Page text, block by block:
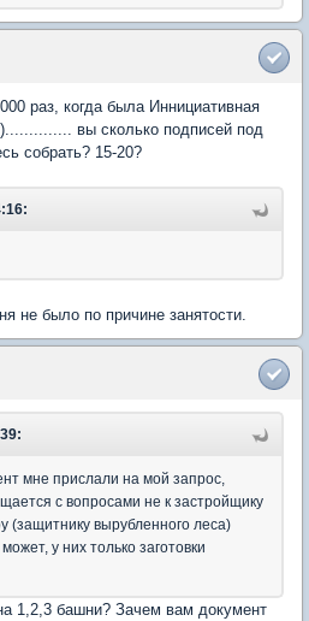
раз, когда была Иннициативная
вы сколько подписей под
собрать? 15-20?
не было по причине занятости.
мне прислали на мой запрос,
с вопросами не к застройщику
(защитнику вырубленного леса)
у них только заготовки
1,2,3 башни? Зачем вам документ